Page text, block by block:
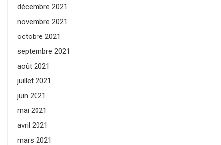
décembre 2021
novembre 2021
octobre 2021
septembre 2021
août 2021
juillet 2021
juin 2021
mai 2021
avril 2021
mars 2021